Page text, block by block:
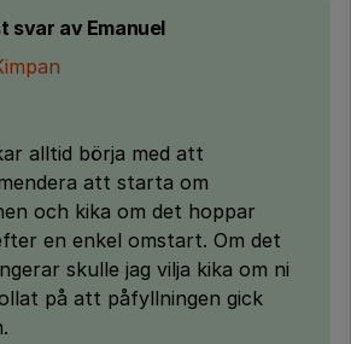
svar av Emanuel
alltid börja med att
att starta om
och kika om det hoppar
en enkel omstart. Om det
skulle jag vilja kika om ni
på att påfyllningen gick